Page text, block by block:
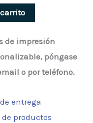
de impresión
póngase
o por teléfono.
entrega
productos